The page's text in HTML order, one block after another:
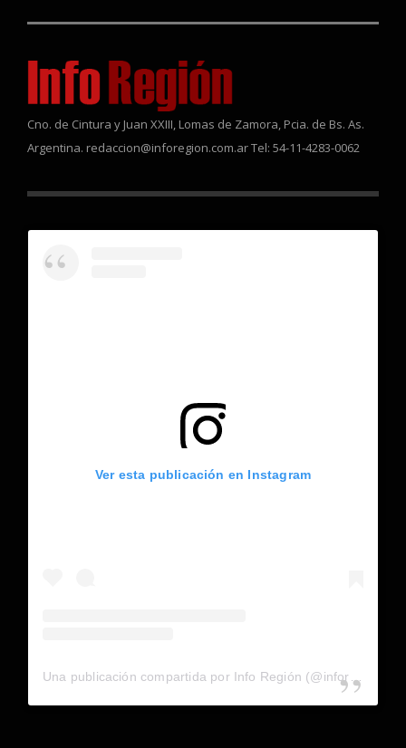
Cno. de Cintura y Juan XXIII, Lomas de Zamora, Pcia. de Bs. As.
Argentina. redaccion@inforegion.com.ar Tel: 54-11-4283-0062
Ver esta publicación en Instagram